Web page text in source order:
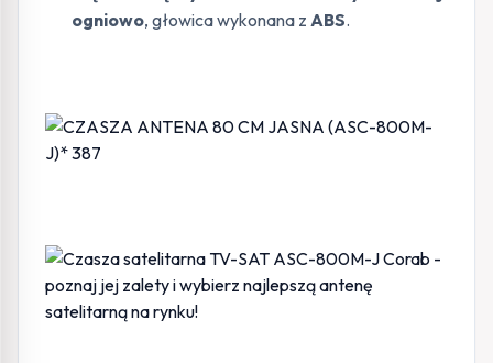
ogniowo, głowica wykonana z ABS.